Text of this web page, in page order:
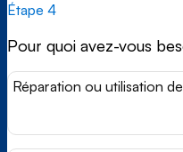
Étape 4
Pour quoi avez-vous
Réparation ou utilisation